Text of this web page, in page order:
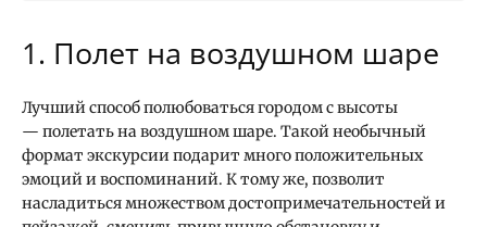
1. Полет на воздушном шаре
Лучший способ полюбоваться городом с высоты
— полетать на воздушном шаре. Такой необычный
формат экскурсии подарит много положительных
эмоций и воспоминаний. К тому же, позволит
насладиться множеством достопримечательностей и